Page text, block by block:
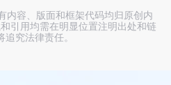
内容、版面和框架代码均归原创内
引用均需在明显位置注明出处和链
究法律责任。